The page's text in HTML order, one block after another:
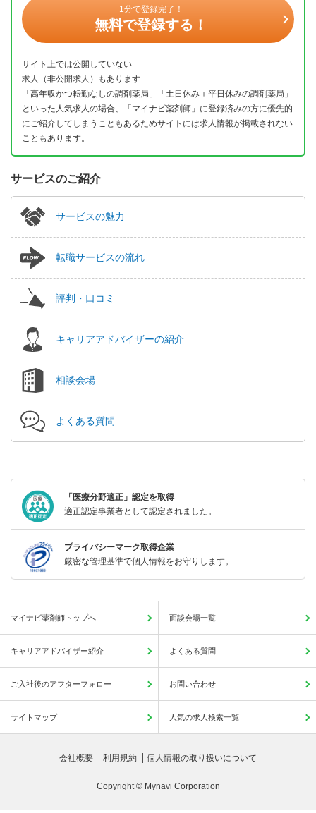
1分で登録完了！
無料で登録する！
サイト上では公開していない
求人（非公開求人）もあります
「高年収かつ転勤なしの調剤薬局」「土日休み＋平日休みの調剤薬局」
といった人気求人の場合、「マイナビ薬剤師」に登録済みの方に優先的
にご紹介してしまうこともあるためサイトには求人情報が掲載されない
こともあります。
サービスのご紹介
サービスの魅力
転職サービスの流れ
評判・口コミ
キャリアアドバイザーの紹介
相談会場
よくある質問
「医療分野適正」認定を取得
適正認定事業者として認定されました。
プライバシーマーク取得企業
厳密な管理基準で個人情報をお守りします。
マイナビ薬剤師トップへ 面談会場一覧
キャリアアドバイザー紹介 よくある質問
ご入社後のアフターフォロー お問い合わせ
サイトマップ 人気の求人検索一覧
会社概要 利用規約 個人情報の取り扱いについて
Copyright © Mynavi Corporation